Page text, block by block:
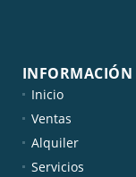
INFORMACIÓN
Inicio
Ventas
Alquiler
Servicios